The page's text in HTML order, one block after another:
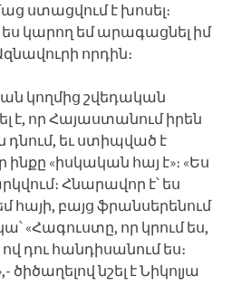
ստացվում է խոսել։
ես կարող եմ արագացնել իմ
որդին։
կողմից շվեդական
է, որ Հայաստանում իրեն
եւ ստիպված է
ինքը «իսկական հայ է»։ «Ես
Հնարավոր է՝ ես
հայի, բայց ֆրանսերենում
«Հագուստը, որ կրում ես,
դու հանդիսանում ես։
ծիծաղելով նշել է Նիկոլյա